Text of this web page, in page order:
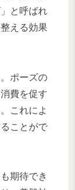
と呼ばれ
える効果
ポーズの
費を促す
これによ
ことがで
期待でき